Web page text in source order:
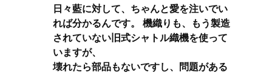
日々藍に対して、ちゃんと愛を注いでい
れば分かるんです。 機織りも、もう製造
されていない旧式シャトル織機を使って
いますが、
壊れたら部品もないですし、問題がある